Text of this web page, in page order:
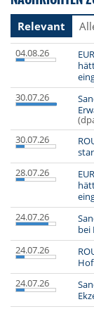
Relevant
04.08.26
30.07.26
30.07.26
28.07.26
24.07.26
bei
24.07.26
24.07.26